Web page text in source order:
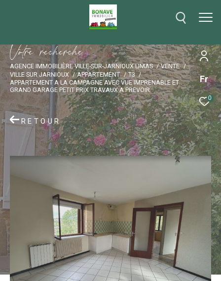
Fr
0
Votre recherche
AGENCE IMMOBILIÈRE VILLE-SUR-JARNIOUX LIMAS
VENTE
VILLE SUR JARNIOUX
APPARTEMENT
T3
APPARTEMENT A LA CAMPAGNE AVEC VUE IMPRENABLE ET
GRAND GARAGE PETIT PRIX TRAVAUX A PREVOIR
RETOUR